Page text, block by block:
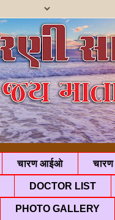
चारण आईओ चारण
DOCTOR LIST
PHOTO GALLERY